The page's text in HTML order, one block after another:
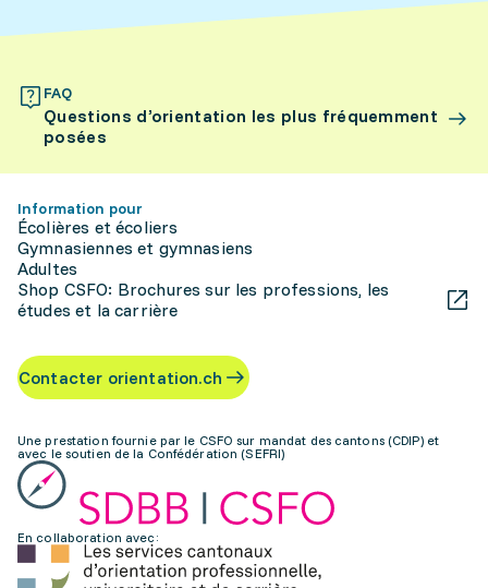
FAQ
Questions d’orientation les plus fréquemment
posées
Information pour
Écolières et écoliers
Gymnasiennes et gymnasiens
Adultes
Shop CSFO: Brochures sur les professions, les
études et la carrière
Contacter orientation.ch
Une prestation fournie par le CSFO sur mandat des cantons (CDIP) et
avec le soutien de la Confédération (SEFRI)
En collaboration avec: